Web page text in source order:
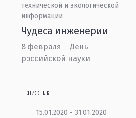
технической и экологической
информации
Чудеса инженерии
8 февраля – День
российской науки
КНИЖНЫЕ
15.01.2020 - 31.01.2020